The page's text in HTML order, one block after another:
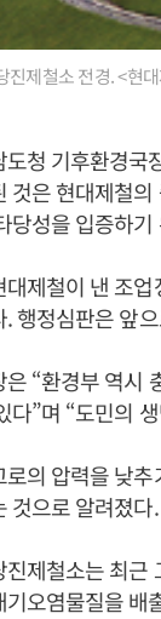
제철소 전경. <현
청 기후환경국
것은 현대제철
당성을 입증하
대제철이 낸 조
행정심판은 앞
“환경부 역시
다”며 “도민의
의 압력을 낮
것으로 알려졌다.
제철소는 최근
기오염물질을 배